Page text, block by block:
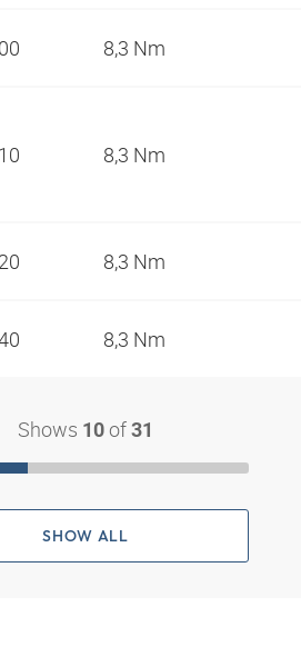
8,3 Nm
8,3 Nm
8,3 Nm
8,3 Nm
Shows 10 of 31
SHOW ALL